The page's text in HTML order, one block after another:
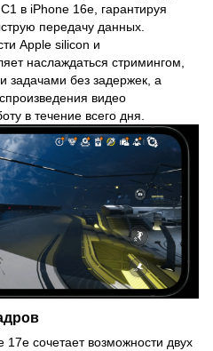
в iPhone 16e, гарантируя
передачу данных.
Apple silicon и
наслаждаться стримингом,
задачами без задержек, а
видео
в течение всего дня.
сочетает возможности двух